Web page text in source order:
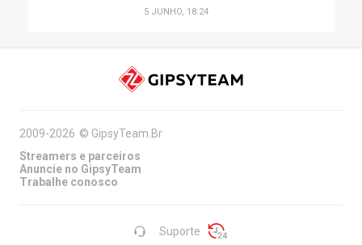
5 JUNHO, 18:24
Suporte
2009-2026 © GipsyTeam.Br
Streamers e parceiros
Anuncie no GipsyTeam
Trabalhe conosco